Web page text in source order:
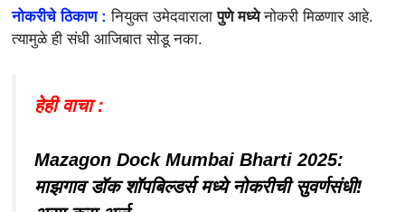
नोकरीचे ठिकाण :नियुक्त उमेदवारालापुणे मध्येनोकरी मिळणार आहे.
त्यामुळे ही संधी आजिबात सोडू नका.
हेही वाचा :
Mazagon Dock Mumbai Bharti 2025:
माझगाव डॉक शॉपबिल्डर्स मध्ये नोकरीची सुवर्णसंधी!